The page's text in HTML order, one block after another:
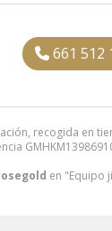
recogida en
en "Equipo
661 512